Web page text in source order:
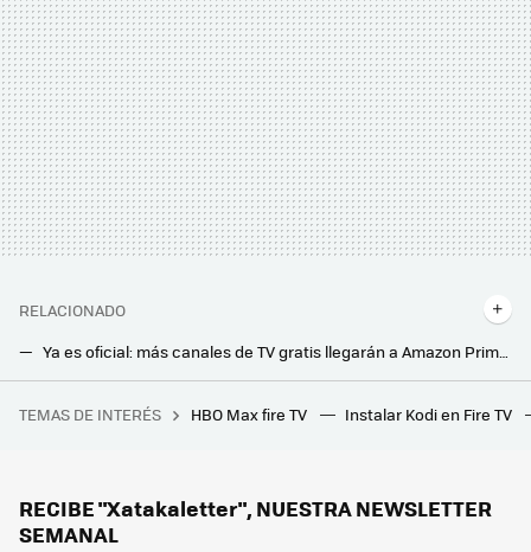
RELACIONADO
Ya es oficial: más canales de TV gratis llegarán a Amazon Prime Vídeo gracias al acuerdo con Rakuten TV
MediaMarkt liquida estos portátiles gaming Gigabyte y HP (con 32 GB de RAM y gráfica NVIDIA) en su outlet
TEMAS DE INTERÉS HBO Max fire TV Instalar Kodi en Fire TV
RECIBE "Xatakaletter", NUESTRA NEWSLETTER
SEMANAL